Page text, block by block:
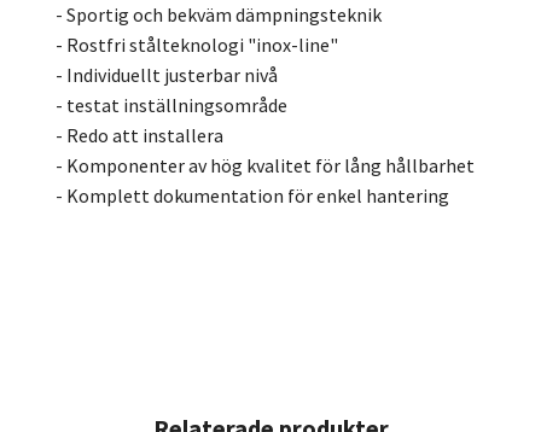
- Sportig och bekväm dämpningsteknik
- Rostfri stålteknologi "inox-line"
- Individuellt justerbar nivå
- testat inställningsområde
- Redo att installera
- Komponenter av hög kvalitet för lång hållbarhet
- Komplett dokumentation för enkel hantering